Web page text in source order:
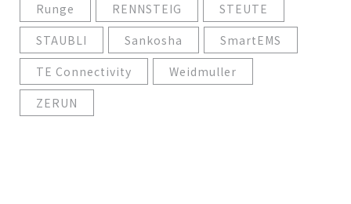
Runge
RENNSTEIG
STEUTE
STAUBLI
Sankosha
SmartEMS
TE Connectivity
Weidmuller
ZERUN